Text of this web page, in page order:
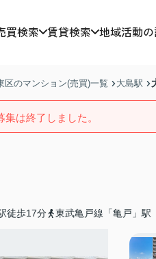
買検索 賃貸検索 地域活動
区のマンション(売買)一覧 大島駅
集は終了しました。
徒歩17分 東武亀戸線「亀戸」駅